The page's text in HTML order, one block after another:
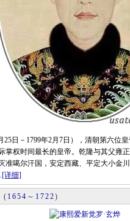
日－1799年2月7日），清朝第六位
掌权时间最长的皇帝。乾隆与其父雍
准噶尔汗国，安定西藏、平定大小金
[详细]
( 1654 ～ 1722)